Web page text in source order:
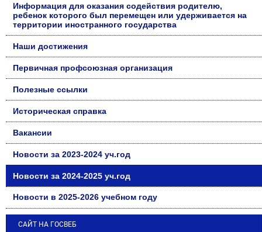
Информация для оказания содействия родителю,
ребенок которого был перемещен или удерживается на
территории иностранного государства
Наши достижения
Первичная профсоюзная организация
Полезные ссылки
Историческая справка
Вакансии
Новости за 2023-2024 уч.год
Новости за 2024-2025 уч.год
Новости в 2025-2026 учебном году
САЙТ НА ГОСВЕБ